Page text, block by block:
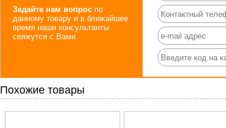
Задайте нам вопрос по
данному товару и в ближайшее
время наши консультанты
свяжутся с Вами.
Похожие товары